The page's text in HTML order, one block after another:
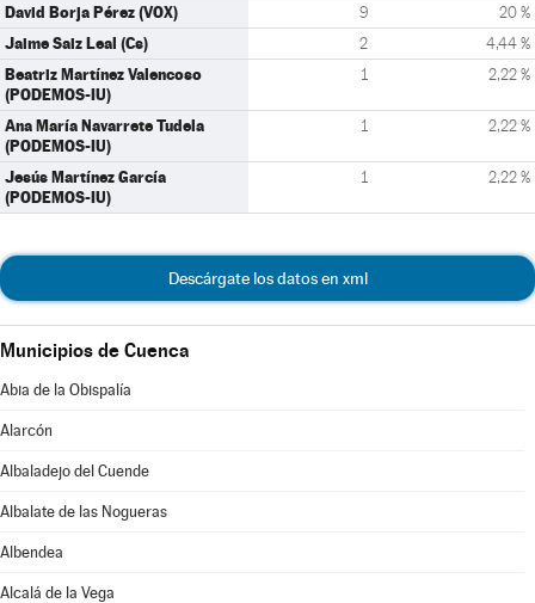
David Borja Pérez (VOX) 9 20 %
Jaime Saiz Leal (Cs) 2 4,44 %
Beatriz Martínez Valencoso
(PODEMOS-IU)
1 2,22 %
Ana María Navarrete Tudela
(PODEMOS-IU)
1 2,22 %
Jesús Martínez García
(PODEMOS-IU)
1 2,22 %
Descárgate los datos en xml
Municipios de Cuenca
Abia de la Obispalía
Alarcón
Albaladejo del Cuende
Albalate de las Nogueras
Albendea
Alcalá de la Vega